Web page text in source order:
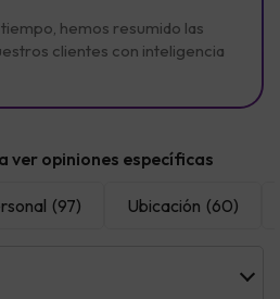
hemos resumido las
clientes con inteligencia
ver opiniones específicas
(97) Ubicación (60)